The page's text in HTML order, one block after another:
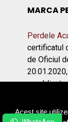
Acest site
MARCA
Perdele
certificatul
de Oficiul
republicata.